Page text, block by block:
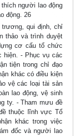
người lao động
động. 26
qui định, chỉ
thảo và trình duyệt
cơ cấu tổ chức
hiện. - Phục vụ các
tiện trong chỉ đạo
khác có điều kiện
vệ các loại tài sản
lao động, vệ sinh
ty. - Tham mưu đề
thuộc lĩnh vực Tổ
khác trong việc
đốc và người lao